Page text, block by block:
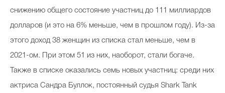
снижению общего состояние участниц до 111 миллиардов
долларов (и это на 6% меньше, чем в прошлом году). Из-за
этого доход 38 женщин из списка стал меньше, чем в
2021-ом. При этом 51 из них, наоборот, стали богаче.
Также в списке оказались семь новых участниц: среди них
актриса Сандра Буллок, постоянный судья Shark Tank